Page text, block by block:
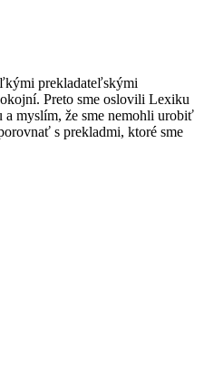
prekladateľskými
Preto sme oslovili Lexiku
a myslím, že sme nemohli urobiť
s prekladmi, ktoré sme